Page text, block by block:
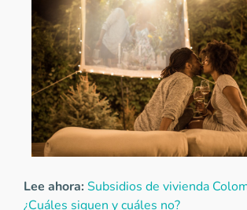
Lee ahora:Subsidios de vivienda
¿Cuáles siguen y cuáles no?